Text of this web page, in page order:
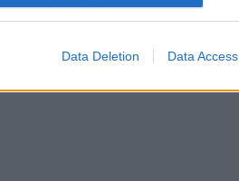
Data Deletion Data Access
megtaláld a glamour.hu